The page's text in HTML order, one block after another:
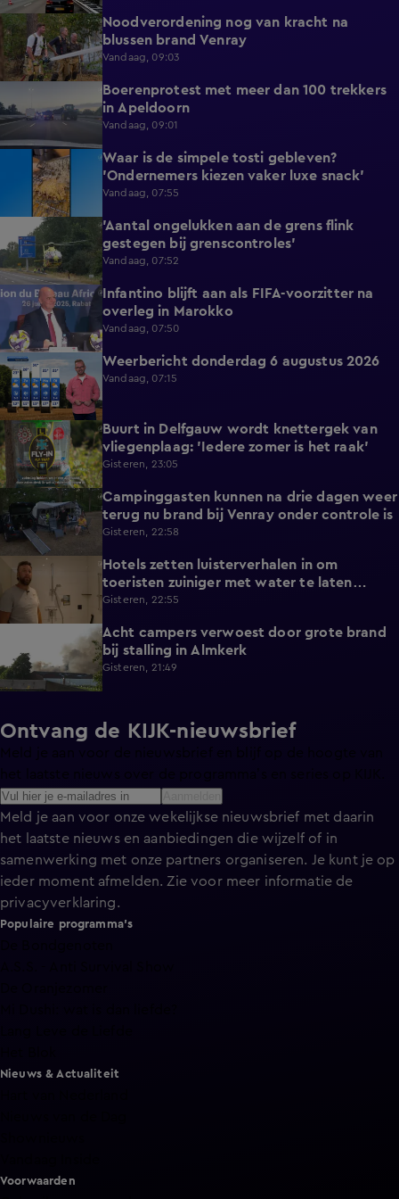
1:14
Noodverordening nog van kracht na
blussen brand Venray
Vandaag, 09:03
Boerenprotest met meer dan 100 trekkers
in Apeldoorn
Vandaag, 09:01
Waar is de simpele tosti gebleven?
'Ondernemers kiezen vaker luxe snack'
Vandaag, 07:55
'Aantal ongelukken aan de grens flink
gestegen bij grenscontroles'
Vandaag, 07:52
0:29
Infantino blijft aan als FIFA-voorzitter na
overleg in Marokko
Vandaag, 07:50
2:20 Weerbericht donderdag 6 augustus 2026
Vandaag, 07:15
2:07
Buurt in Delfgauw wordt knettergek van
vliegenplaag: 'Iedere zomer is het raak'
Gisteren, 23:05
2:25
Campinggasten kunnen na drie dagen weer
terug nu brand bij Venray onder controle is
Gisteren, 22:58
2:15
Hotels zetten luisterverhalen in om
toeristen zuiniger met water te laten
omgaan
Gisteren, 22:55
Acht campers verwoest door grote brand
bij stalling in Almkerk
Gisteren, 21:49
Ontvang de KIJK-nieuwsbrief
Meld je aan voor de nieuwsbrief en blijf op de hoogte van
Meld je aan voor onze wekelijkse nieuwsbrief met daarin
het laatste nieuws en aanbiedingen die wijzelf of in
samenwerking met onze partners organiseren. Je kunt je op
ieder moment afmelden. Zie voor meer informatie de
privacyverklaring.
Populaire programma's
Nieuws & Actualiteit
Voorwaarden